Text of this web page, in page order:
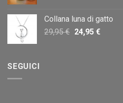
era:
20,00 €.
è:
18,00 €.
Collana luna di gatto
29,95€ Il
24,95 €Il
SEGUICI